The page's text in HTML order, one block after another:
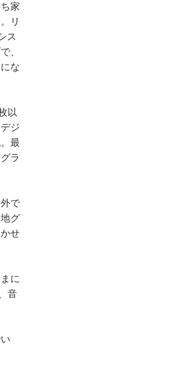
家
リ
ス
、
な
以
ジ
最
ラ
で
グ
せ
に
音